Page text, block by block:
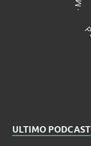
ULTIMO PODCAST